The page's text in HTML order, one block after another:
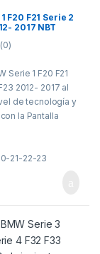
F20 F21 Serie 2
2017 NBT
(0)
Serie 1 F20 F21
2012- 2017 al
de tecnología y
la Pantalla
moderna y
una
total con Apple
que puedas
música,
y hacer
21-22-23